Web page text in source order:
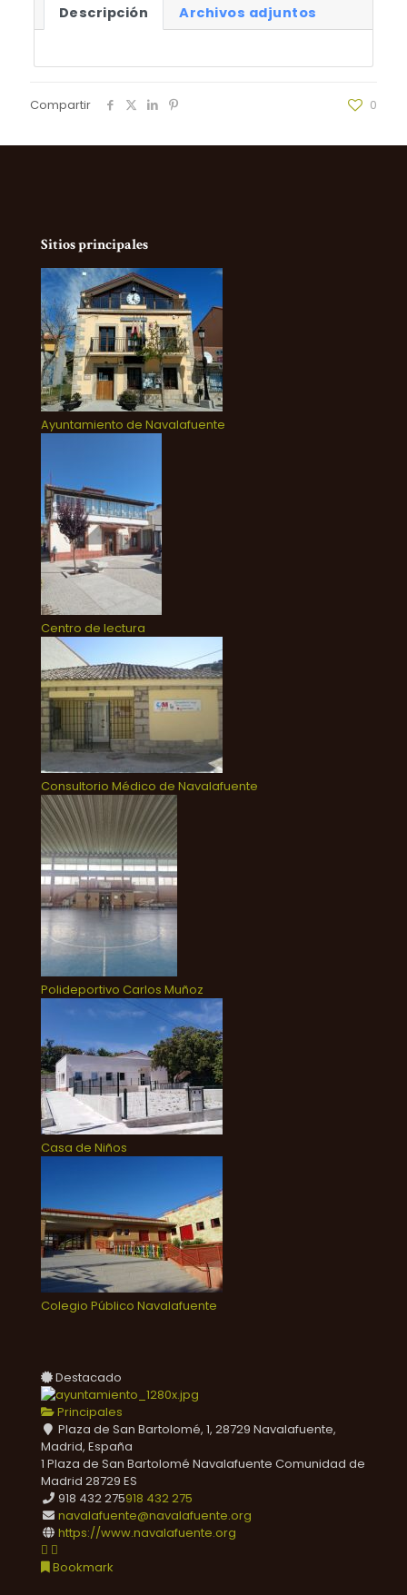
Descripción Archivos adjuntos
Compartir 0
Sitios principales
Ayuntamiento de Navalafuente
Centro de lectura
Consultorio Médico de Navalafuente
Polideportivo Carlos Muñoz
Casa de Niños
Colegio Público Navalafuente
Destacado
Principales
Plaza de San Bartolomé, 1, 28729 Navalafuente,
Madrid, España
1 Plaza de San Bartolomé Navalafuente Comunidad de
Madrid 28729 ES
918 432 275918 432 275
navalafuente@navalafuente.org
https://www.navalafuente.org
Bookmark